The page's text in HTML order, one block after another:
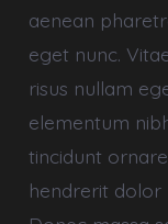
aenean
eget nunc.
risus nullam
elementum
tincidunt
hendrerit dolor